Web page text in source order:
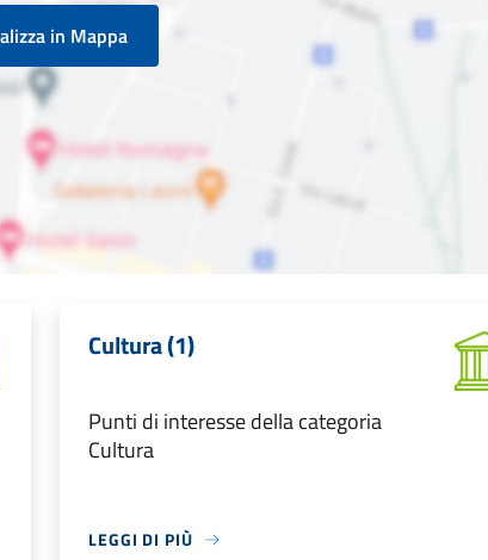
in Mappa
Cultura (1)
Punti di interesse della categoria
Cultura
LEGGI DI PIÙ